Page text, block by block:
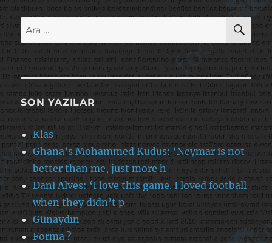
Ara:
SON YAZILAR
Klas
Ghana’s Mohammed Kudus: ‘Neymar is not
better than me, just more h
Dani Alves: ‘I love this game. I loved football
when they didn’t p
Günaydın
Forma ?